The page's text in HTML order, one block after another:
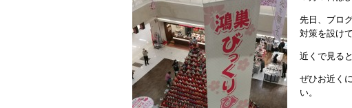
先日、ブロ
対策を設け
近くで見る
ぜひお近く
い。